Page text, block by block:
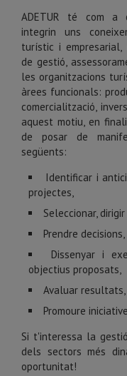
ADETUR té com a
integrin uns
turístic i empresarial,
de gestió,
les organitzacions
àrees funcionals:
comercialització,
aquest motiu, en
de posar de
següents:
Identificar i
projectes,
Seleccionar,
Prendre decisions,
Dissenyar i
objectius proposats,
Avaluar resultats,
Promoure
Si t'interessa la
dels sectors més
oportunitat!